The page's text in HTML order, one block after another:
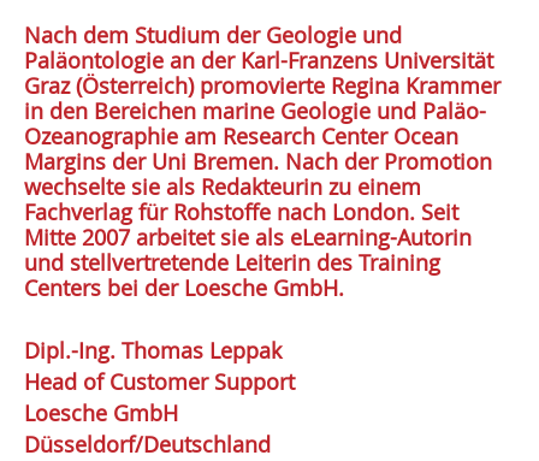
Nach dem Studium der Geologie und
Paläontologie an der Karl-Franzens Universität
Graz (Österreich) ­promovierte Regina Krammer
in den Bereichen marine Geologie und Paläo-
Ozeanographie am Research Center Ocean
Margins der Uni Bremen. Nach der Promotion
wechselte sie als Redakteurin zu einem
Fachverlag für Rohstoffe nach London. Seit
Mitte 2007 arbeitet sie als eLearning-Autorin
und stellvertretende Leiterin des Training
Centers bei der Loesche GmbH.
Dipl.-Ing. Thomas Leppak
Head of Customer Support
Loesche GmbH
Düsseldorf/Deutschland